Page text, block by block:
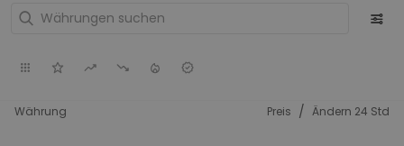
Währung Preis / Ändern 24 Std